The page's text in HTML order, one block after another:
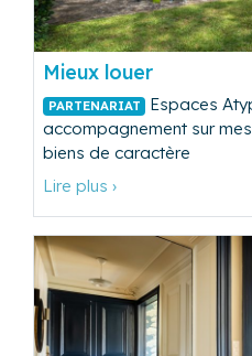
Mieux louer
PARTENARIAT
Espaces
accompagnement sur
biens de caractère
Lire plus ›